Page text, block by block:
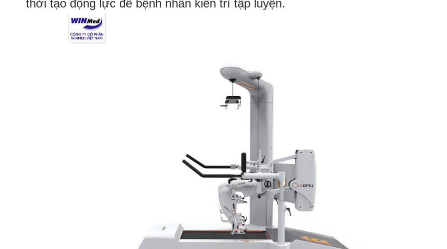
thời tạo động lực để bệnh nhân kiên trì tập luyện.